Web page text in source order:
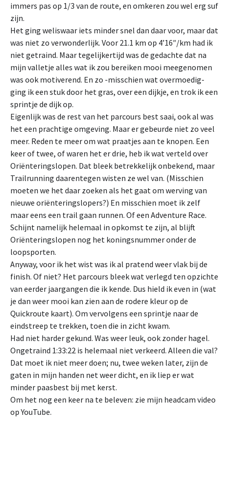
immers pas op 1/3 van de route, en omkeren zou wel erg suf
zijn.
Het ging weliswaar iets minder snel dan daar voor, maar dat
was niet zo verwonderlijk. Voor 21.1 km op 4’16″/km had ik
niet getraind. Maar tegelijkertijd was de gedachte dat na
mijn valletje alles wat ik zou bereiken mooi meegenomen
was ook motiverend. En zo -misschien wat overmoedig-
ging ik een stuk door het gras, over een dijkje, en trok ik een
sprintje de dijk op.
Eigenlijk was de rest van het parcours best saai, ook al was
het een prachtige omgeving. Maar er gebeurde niet zo veel
meer. Reden te meer om wat praatjes aan te knopen. Een
keer of twee, of waren het er drie, heb ik wat verteld over
Oriënteringslopen. Dat bleek betrekkelijk onbekend, maar
Trailrunning daarentegen wisten ze wel van. (Misschien
moeten we het daar zoeken als het gaat om werving van
nieuwe oriënteringslopers?) En misschien moet ik zelf
maar eens een trail gaan runnen. Of een Adventure Race.
Schijnt namelijk helemaal in opkomst te zijn, al blijft
Oriënteringslopen nog het koningsnummer onder de
loopsporten.
Anyway, voor ik het wist was ik al pratend weer vlak bij de
finish. Of niet? Het parcours bleek wat verlegd ten opzichte
van eerder jaargangen die ik kende. Dus hield ik even in (wat
je dan weer mooi kan zien aan de rodere kleur op de
Quickroute kaart). Om vervolgens een sprintje naar de
eindstreep te trekken, toen die in zicht kwam.
Had niet harder gekund. Was weer leuk, ook zonder hagel.
Ongetraind 1:33:22 is helemaal niet verkeerd. Alleen die val?
Dat moet ik niet meer doen; nu, twee weken later, zijn de
gaten in mijn handen net weer dicht, en ik liep er wat
minder paasbest bij met kerst.
Om het nog een keer na te beleven: zie mijn headcam video
op YouTube.